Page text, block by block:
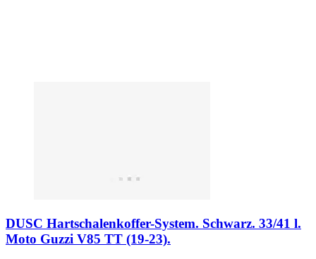
DUSC Hartschalenkoffer-System. Schwarz. 33/41 l.
Moto Guzzi V85 TT (19-23).